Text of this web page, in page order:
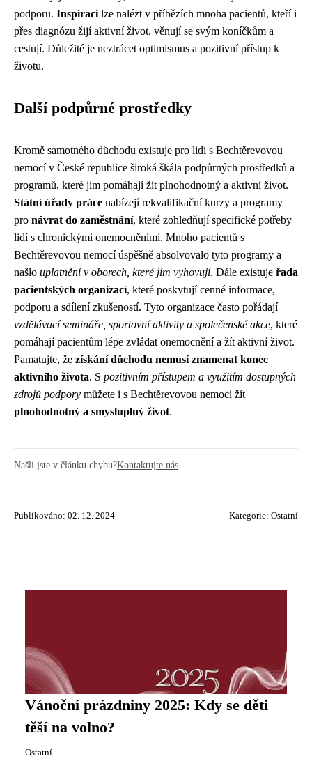
podporu. Inspiraci lze nalézt v příbězích mnoha pacientů, kteří i
přes diagnózu žijí aktivní život, věnují se svým koníčkům a
cestují. Důležité je neztrácet optimismus a pozitivní přístup k
životu.
Další podpůrné prostředky
Kromě samotného důchodu existuje pro lidi s Bechtěrevovou
nemocí v České republice široká škála podpůrných prostředků a
programů, které jim pomáhají žít plnohodnotný a aktivní život.
Státní úřady práce nabízejí rekvalifikační kurzy a programy
pro návrat do zaměstnání, které zohledňují specifické potřeby
lidí s chronickými onemocněními. Mnoho pacientů s
Bechtěrevovou nemocí úspěšně absolvovalo tyto programy a
našlo uplatnění v oborech, které jim vyhovují. Dále existuje řada
pacientských organizací, které poskytují cenné informace,
podporu a sdílení zkušeností. Tyto organizace často pořádají
vzdělávací semináře, sportovní aktivity a společenské akce, které
pomáhají pacientům lépe zvládat onemocnění a žít aktivní život.
Pamatujte, že získání důchodu nemusí znamenat konec
aktivního života. S pozitivním přístupem a využitím dostupných
zdrojů podpory můžete i s Bechtěrevovou nemocí žít
plnohodnotný a smysluplný život.
Našli jste v článku chybu?Kontaktujte nás
Publikováno: 02. 12. 2024 Kategorie: Ostatní
Vánoční prázdniny 2025: Kdy se děti
těší na volno?
Ostatní